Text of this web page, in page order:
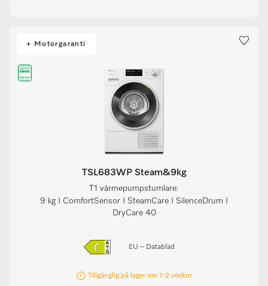
+ Motorgaranti
TSL683WP Steam&9kg
T1 värmepumpstumlare:
9 kg I ComfortSensor I SteamCare I SilenceDrum I
DryCare 40
EU – Datablad
Tillgänglig på lager om 1-2 veckor